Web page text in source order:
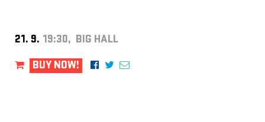
21. 9. 19:30, BIG HALL
BUY NOW!